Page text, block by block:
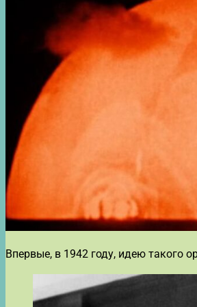
Впервые, в 1942 году, идею такого